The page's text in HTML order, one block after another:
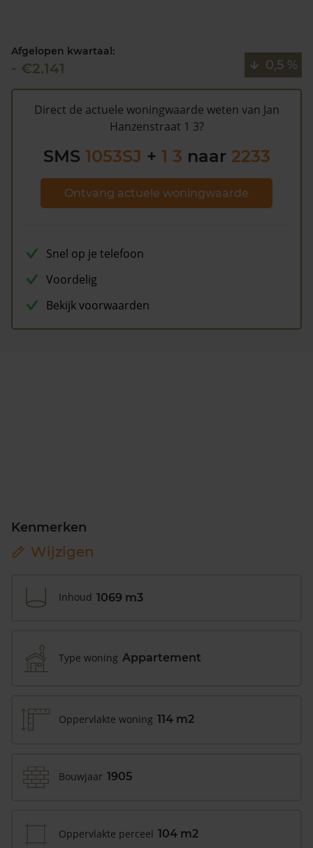
Volgens Kadasterdata is de kans laag dat deze waarde
te hoog is en dat er bespaard zou kunnen worden op
de gemeentelijke belastingen. Met hetgratis WOZ
alarmbent u elk jaar op de hoogte van uw laatste WOZ
waarde en kansen op besparing. Schrijf u
Afgelopen kwartaal:
- €2.141 0,5 %
Direct de actuele woningwaarde weten van Jan
Hanzenstraat 1 3?
SMS 1053SJ + 1 3 naar 2233
Ontvang actuele woningwaarde
Snel op je telefoon
Voordelig
Bekijk voorwaarden
Kenmerken
Wijzigen
Inhoud 1069 m3
Type woning Appartement
Oppervlakte woning 114 m2
Bouwjaar 1905
Oppervlakte perceel 104 m2